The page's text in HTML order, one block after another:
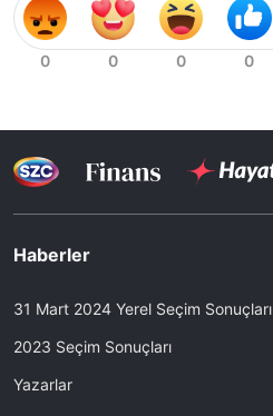
Haberler
31 Mart 2024 Yerel Seçim Sonuçları
2023 Seçim Sonuçları
Yazarlar